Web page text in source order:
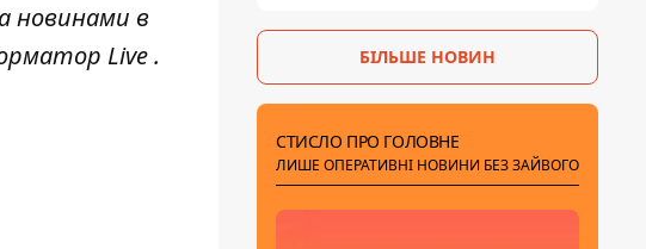
новинами в
Live.
БІЛЬШЕ НОВИН
СТИСЛО ПРО ГОЛОВНЕ
ЛИШЕ ОПЕРАТИВНІ НОВИНИ БЕЗ ЗАЙВОГО